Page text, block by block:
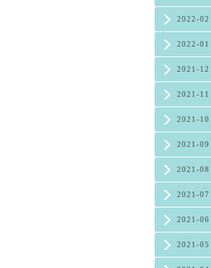
2022-02
2022-01
2021-12
2021-11
2021-10
2021-09
2021-08
2021-07
2021-06
2021-05